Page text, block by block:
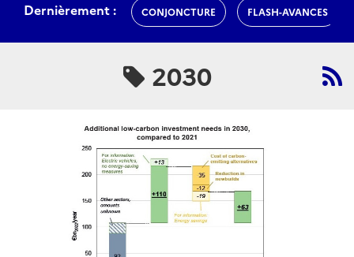
Dernièrement : CONJONCTURE FLASH-AVANCES
2030